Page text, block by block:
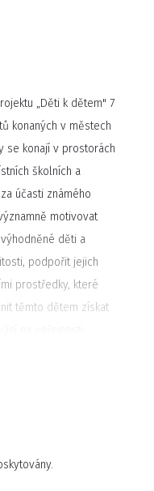
„Děti k dětem" 7
konaných v městech
se konají v prostorách
školních a
účasti známého
motivovat
děti a
podpořit jejich
prostředky, které
těmto dětem získat
s populárními